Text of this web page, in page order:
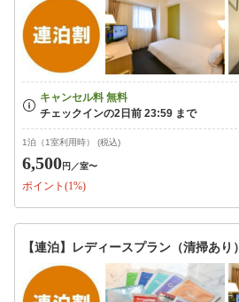
1泊（1室利用時） (税込)
6,500円 ／室〜
ポイント(1%)
【連泊】レディースプラン（清掃あり）